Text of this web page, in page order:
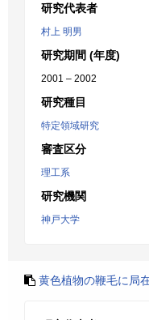
研究代表者
村上 明男
研究期間 (年度)
2001 – 2002
研究種目
特定領域研究
審査区分
理工系
研究機関
神戸大学
黄色植物の鞭毛に局